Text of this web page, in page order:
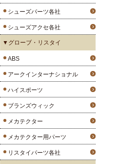
シューズパーツ各社
シューズアクセ各社
▼グローブ・リスタイ
ABS
アークインターナショナル
ハイスポーツ
ブランズウィック
メカテクター
メカテクター用パーツ
リスタイパーツ各社